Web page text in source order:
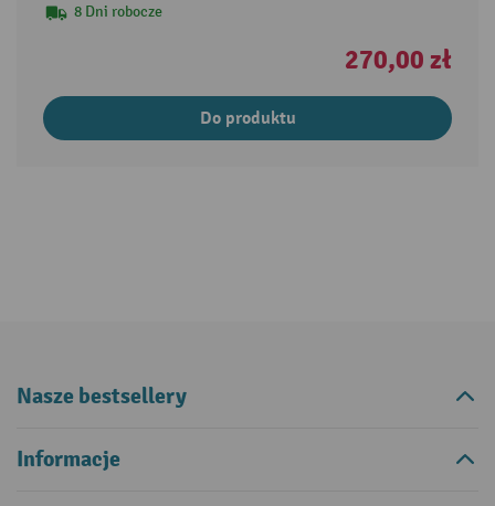
8 Dni robocze
270,00 zł
Do produktu
Nasze bestsellery
Informacje